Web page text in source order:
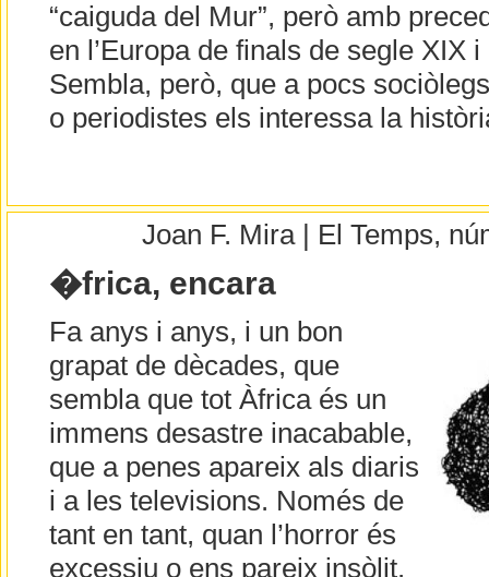
“caiguda del Mur”, però amb
en l’Europa de finals de segle XIX
Sembla, però, que a pocs
o periodistes els interessa la
Joan F. Mira | El Temps,
�frica, encara
Fa anys i anys, i un bon
grapat de dècades, que
sembla que tot Àfrica és un
immens desastre inacabable,
que a penes apareix als diaris
i a les televisions. Només de
tant en tant, quan l’horror és
excessiu o ens pareix insòlit.